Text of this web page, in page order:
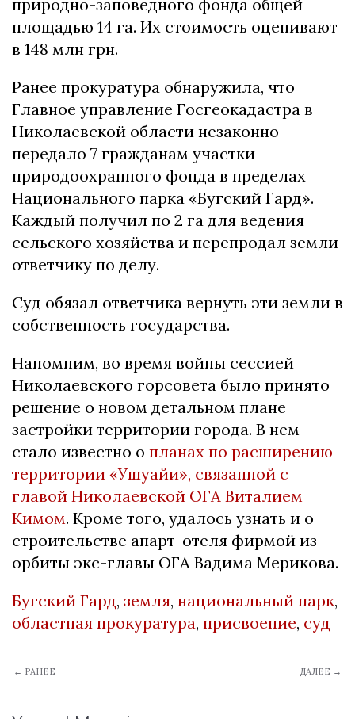
природно-заповедного фонда общей
площадью 14 га. Их стоимость оценивают
в 148 млн грн.
Ранее прокуратура обнаружила, что
Главное управление Госгеокадастра в
Николаевской области незаконно
передало 7 гражданам участки
природоохранного фонда в пределах
Национального парка «Бугский Гард».
Каждый получил по 2 га для ведения
сельского хозяйства и перепродал земли
ответчику по делу.
Суд обязал ответчика вернуть эти земли в
собственность государства.
Напомним, во время войны сессией
Николаевского горсовета было принято
решение о новом детальном плане
застройки территории города. В нем
стало известно о планах по расширению
территории «Ушуайи», связанной с
главой Николаевской ОГА Виталием
Кимом. Кроме того, удалось узнать и о
строительстве апарт-отеля фирмой из
орбиты экс-главы ОГА Вадима Мерикова.
Бугский Гард, земля, национальный парк,
областная прокуратура, присвоение, суд
← РАНЕЕ ДАЛЕЕ →